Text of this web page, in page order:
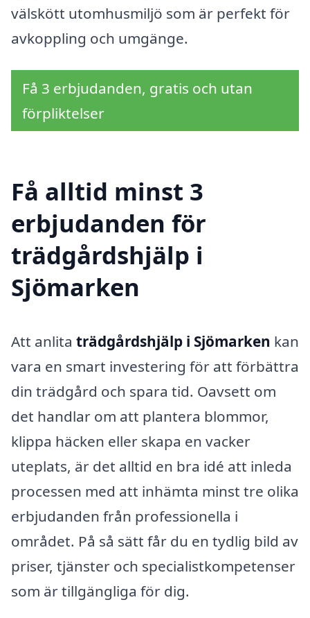
välskött utomhusmiljö som är perfekt för
avkoppling och umgänge.
Få 3 erbjudanden, gratis och utan
förpliktelser
Få alltid minst 3
erbjudanden för
trädgårdshjälp i
Sjömarken
Att anlita trädgårdshjälp i Sjömarken kan
vara en smart investering för att förbättra
din trädgård och spara tid. Oavsett om
det handlar om att plantera blommor,
klippa häcken eller skapa en vacker
uteplats, är det alltid en bra idé att inleda
processen med att inhämta minst tre olika
erbjudanden från professionella i
området. På så sätt får du en tydlig bild av
priser, tjänster och specialistkompetenser
som är tillgängliga för dig.